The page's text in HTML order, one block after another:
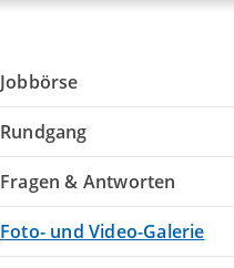
Jobbörse
Rundgang
Fragen & Antworten
Foto- und Video-Galerie